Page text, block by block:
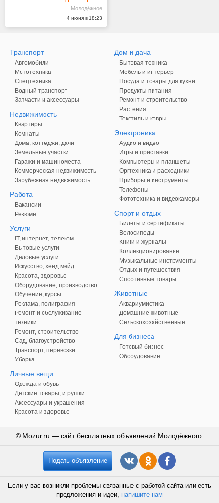
Молодёжное
4 июня в 18:23
Транспорт
Автомобили
Мототехника
Спецтехника
Водный транспорт
Запчасти и аксессуары
Недвижимость
Квартиры
Комнаты
Дома, коттеджи, дачи
Земельные участки
Гаражи и машиноместа
Коммерческая недвижимость
Зарубежная недвижимость
Работа
Вакансии
Резюме
Услуги
IT, интернет, телеком
Бытовые услуги
Деловые услуги
Искусство, хенд мейд
Красота, здоровье
Оборудование, производство
Обучение, курсы
Реклама, полиграфия
Ремонт и обслуживание
техники
Ремонт, строительство
Сад, благоустройство
Транспорт, перевозки
Уборка
Личные вещи
Одежда и обувь
Детские товары, игрушки
Аксессуары и украшения
Красота и здоровье
Дом и дача
Бытовая техника
Мебель и интерьер
Посуда и товары для кухни
Продукты питания
Ремонт и строительство
Растения
Текстиль и ковры
Электроника
Аудио и видео
Игры и приставки
Компьютеры и планшеты
Оргтехника и расходники
Приборы и инструменты
Телефоны
Фототехника и видеокамеры
Спорт и отдых
Билеты и сертификаты
Велосипеды
Книги и журналы
Коллекционирование
Музыкальные инструменты
Отдых и путешествия
Спортивные товары
Животные
Аквариумистика
Домашние животные
Сельскохозяйственные
Для бизнеса
Готовый бизнес
Оборудование
© Mozur.ru — сайт бесплатных объявлений Молодёжного.
Подать объявление
Если у вас возникли проблемы связанные с работой сайта или есть
предложения и идеи, напишите нам